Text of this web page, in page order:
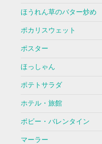
ほうれん草のバター炒め
ポカリスウェット
ポスター
ほっしゃん
ポテトサラダ
ホテル・旅館
ボビー・バレンタイン
マーラー